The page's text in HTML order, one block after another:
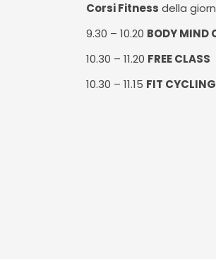
Corsi Fitness della
9.30 – 10.20 BODY MIND
10.30 – 11.20 FREE CLASS
10.30 – 11.15 FIT CYCLING